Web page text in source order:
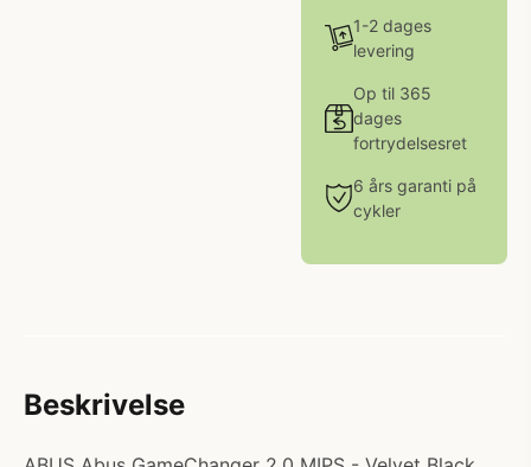
1-2 dages
levering
Op til 365
dages
fortrydelsesret
6 års garanti på
cykler
Beskrivelse